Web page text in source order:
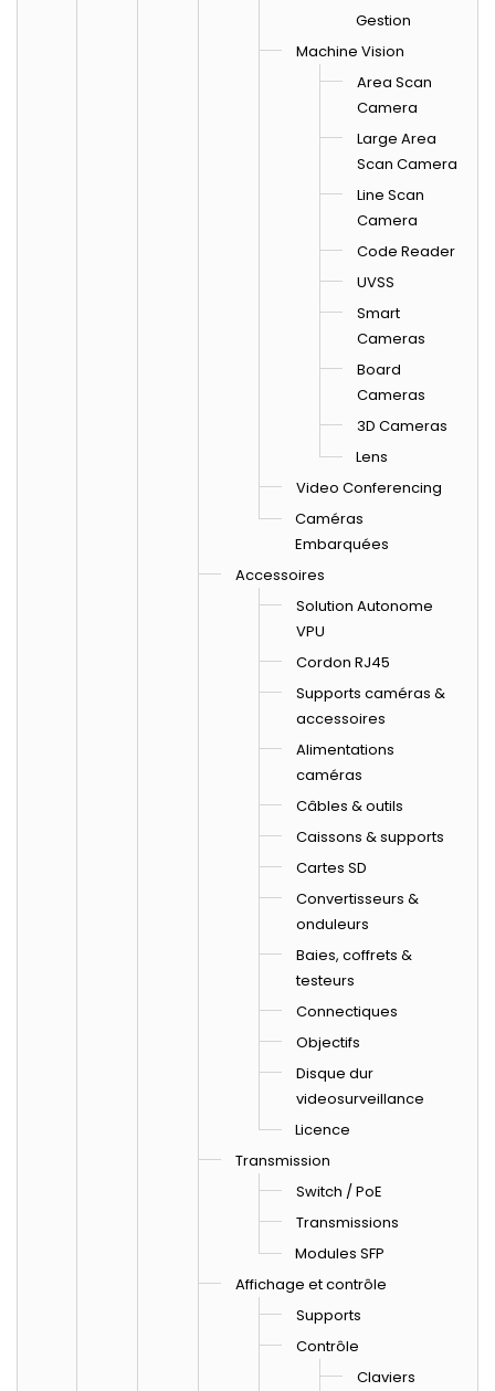
Gestion
Machine Vision
Area Scan
Camera
Large Area
Scan Camera
Line Scan
Camera
Code Reader
UVSS
Smart
Cameras
Board
Cameras
3D Cameras
Lens
Video Conferencing
Caméras
Embarquées
Accessoires
Solution Autonome
VPU
Cordon RJ45
Supports caméras &
accessoires
Alimentations
caméras
Câbles & outils
Caissons & supports
Cartes SD
Convertisseurs &
onduleurs
Baies, coffrets &
testeurs
Connectiques
Objectifs
Disque dur
videosurveillance
Licence
Transmission
Switch / PoE
Transmissions
Modules SFP
Affichage et contrôle
Supports
Contrôle
Claviers